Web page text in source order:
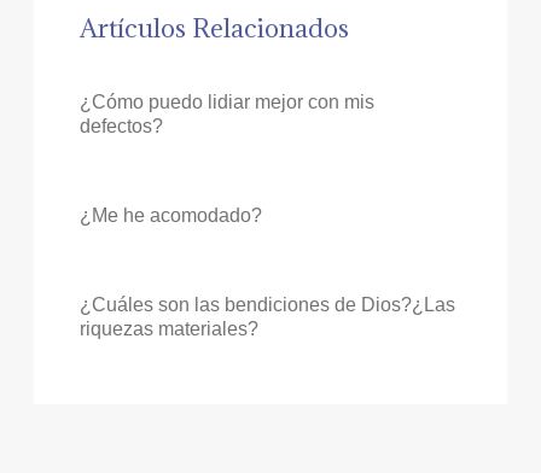
Artículos Relacionados
¿Cómo puedo lidiar mejor con mis
defectos?
¿Me he acomodado?
¿Cuáles son las bendiciones de Dios?¿Las
riquezas materiales?